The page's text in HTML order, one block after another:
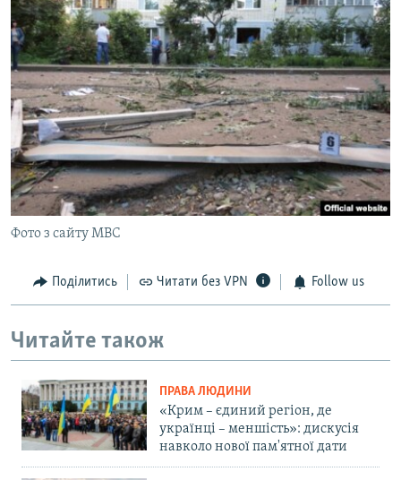
Фото з сайту МВС
Поділитись Читати без VPN Follow us
Читайте також
ПРАВА ЛЮДИНИ
«Крим – єдиний регіон, де
українці – меншість»: дискусія
навколо нової пам'ятної дати